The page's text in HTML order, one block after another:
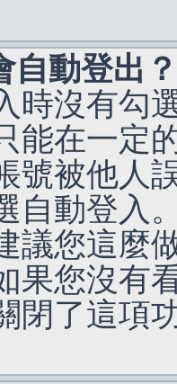
自動登出？
時沒有勾
能在一定
號被他人
自動登入
議您這麼
果您沒有
閉了這項